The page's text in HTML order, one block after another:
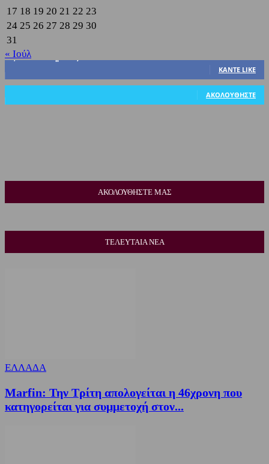
17 18 19 20 21 22 23
24 25 26 27 28 29 30
31
« Ιούλ
3,822
ΚΆΝΤΕ LIKE
ΑΚΟΛΟΥΘΉΣΤΕ
ΑΚΟΛΟΥΘΗΣΤΕ ΜΑΣ
ΤΕΛΕΥΤΑΙΑ ΝΕΑ
ΕΛΛΑΔΑ
Marfin: Την Τρίτη απολογείται η 46χρονη που
κατηγορείται για συμμετοχή στον...